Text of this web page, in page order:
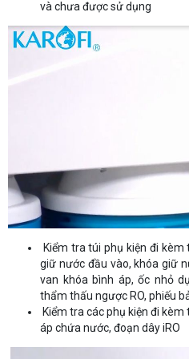
và chưa được sử dụng
Kiểm tra túi phụ kiện đi
giữ nước đầu vào, khóa giữ
van khóa bình áp, ốc nhỏ
thẩm thấu ngược RO, phiếu
Kiểm tra các phụ kiện đi
áp chứa nước, đoạn dây iRO